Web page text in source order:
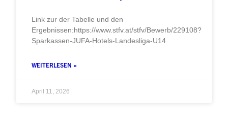
Link zur der Tabelle und den
Ergebnissen:https://www.stfv.at/stfv/Bewerb/229108?
Sparkassen-JUFA-Hotels-Landesliga-U14
WEITERLESEN »
April 11, 2026